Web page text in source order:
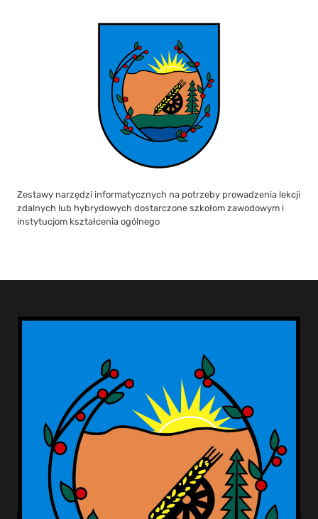
Zestawy narzędzi informatycznych na potrzeby prowadzenia lekcji
zdalnych lub hybrydowych dostarczone szkołom zawodowym i
instytucjom kształcenia ogólnego